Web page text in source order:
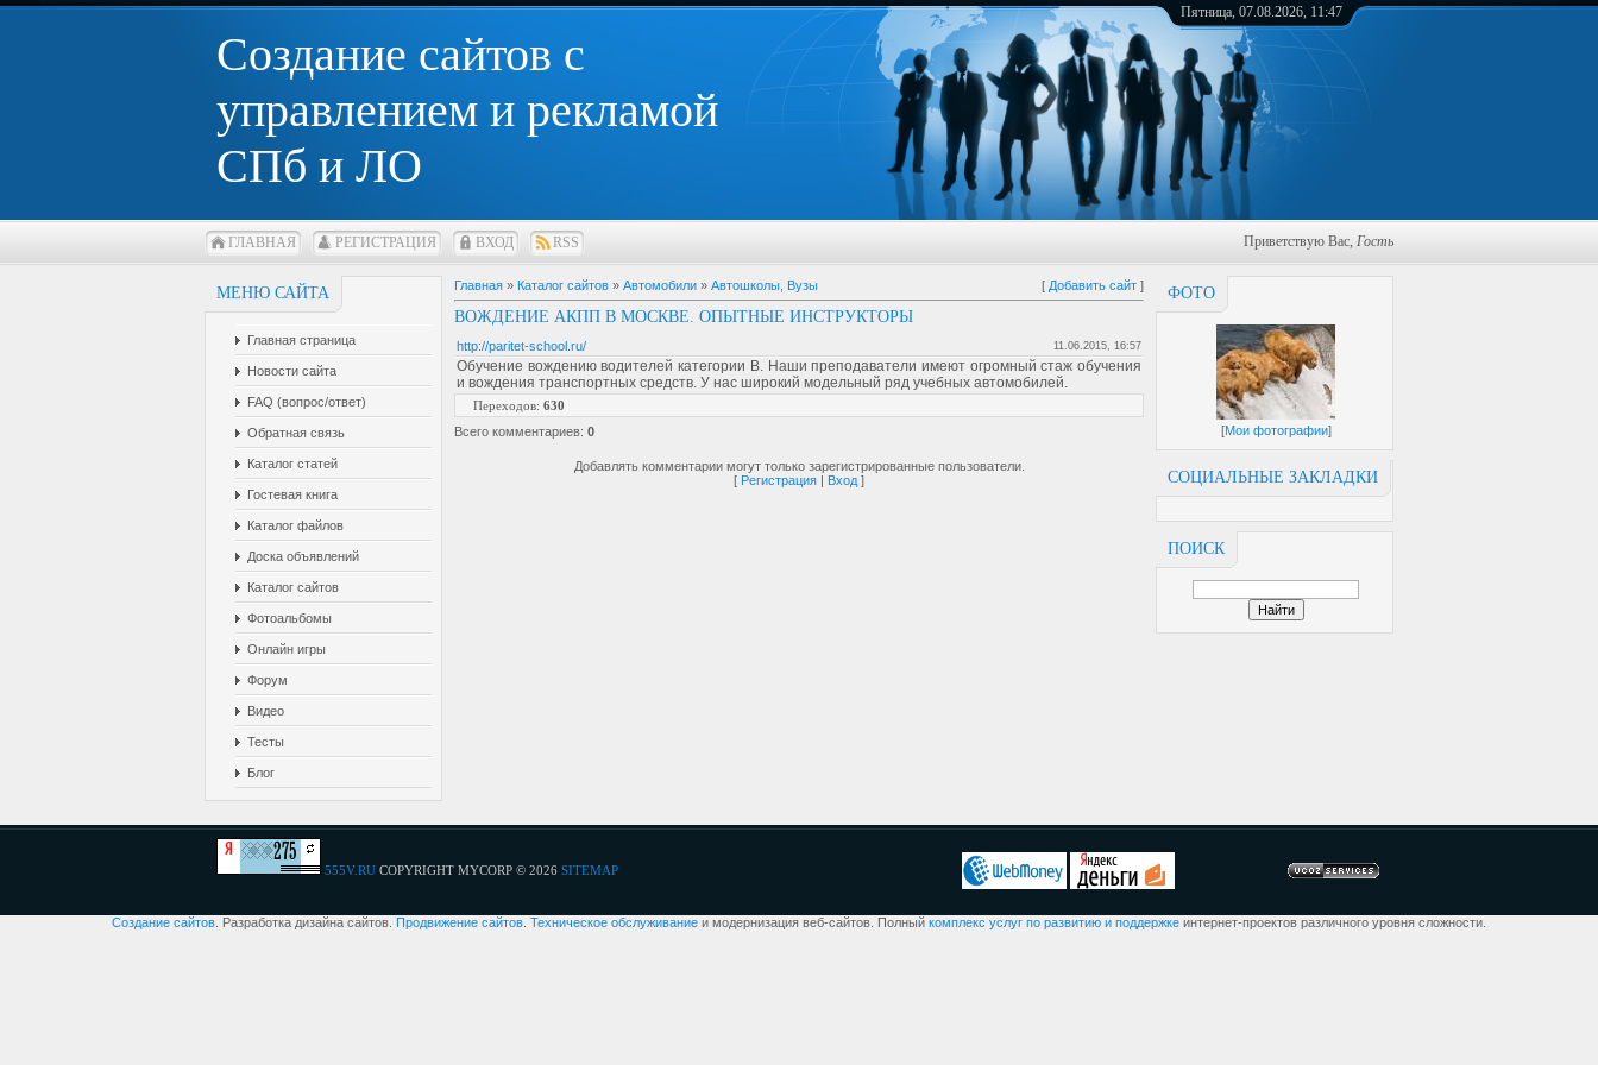
Создание сайтов с
управлением и рекламой
СПб и ЛО
Пятница, 07.08.2026, 11:47
ГЛАВНАЯ РЕГИСТРАЦИЯ ВХОД RSS Приветствую Вас, Гость
МЕНЮ САЙТА
Главная страница
Новости сайта
FAQ (вопрос/ответ)
Обратная связь
Каталог статей
Гостевая книга
Каталог файлов
Доска объявлений
Каталог сайтов
Фотоальбомы
Онлайн игры
Форум
Видео
Тесты
Блог
ФОТО
[Мои фотографии]
СОЦИАЛЬНЫЕ ЗАКЛАДКИ
ПОИСК
Главная » Каталог сайтов » Автомобили » Автошколы, Вузы [ Добавить сайт ]
ВОЖДЕНИЕ АКПП В МОСКВЕ. ОПЫТНЫЕ ИНСТРУКТОРЫ
http://paritet-school.ru/ 11.06.2015, 16:57
Обучение вождению водителей категории В. Наши преподаватели имеют огромный стаж обучения
и вождения транспортных средств. У нас широкий модельный ряд учебных автомобилей.
Переходов: 630
Всего комментариев: 0
Добавлять комментарии могут только зарегистрированные пользователи.
[ Регистрация | Вход ]
555V.RU COPYRIGHT MYCORP © 2026 SITEMAP
Создание сайтов . Разработка дизайна сайтов. Продвижение сайтов Техническое обслуживание и модернизация веб-сайтов. Полный комплекс услуг по развитию и поддержке интернет-проектов различного уровня сложности.